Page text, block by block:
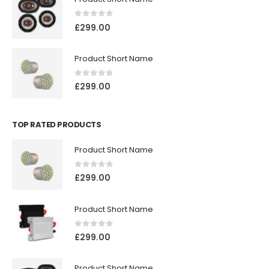
0 5 üzerinden
£299.00
Product Short Name
05 üzerinden
£299.00
TOP RATED PRODUCTS
Product Short Name
05 üzerinden
£299.00
Product Short Name
05 üzerinden
£299.00